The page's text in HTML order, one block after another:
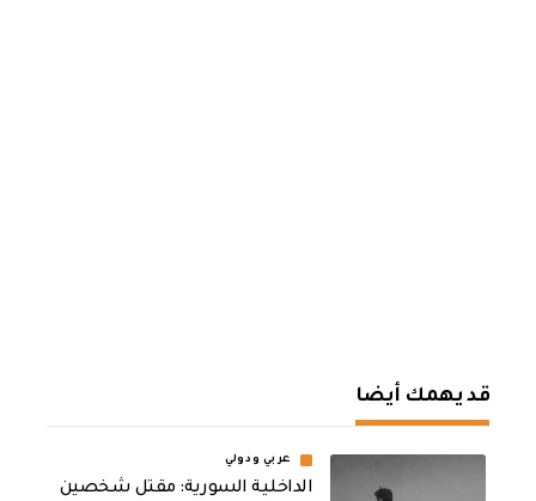
قد يهمك أيضا
عربي ودولي
الداخلية السورية: مقتل شخصين